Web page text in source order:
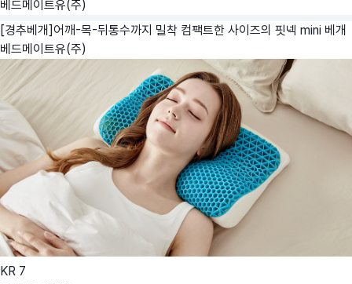
베드메이트유(주)
[경추베개]어깨-목-뒤통수까지 밀착 컴팩트한 사이즈의 핏넥 mini 베개
베드메이트유(주)
KR 7